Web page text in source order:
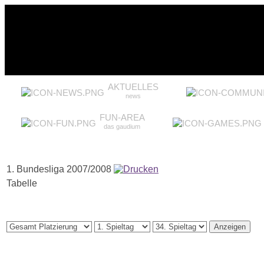
AKTUELLES
news
FUN-AREA
das gaudium
1. Bundesliga 2007/2008
Tabelle